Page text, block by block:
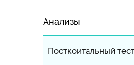
Анализы
Посткоитальный